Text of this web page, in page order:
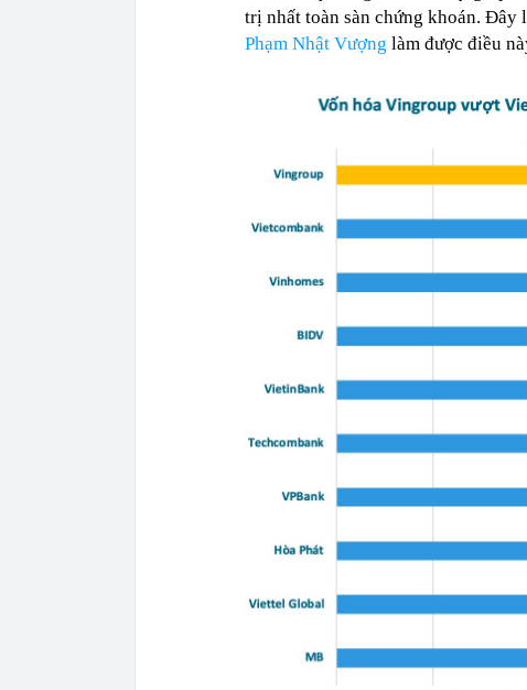
trị nhất toàn sàn chứng khoán. Đây
Phạm Nhật Vượng làm được điều